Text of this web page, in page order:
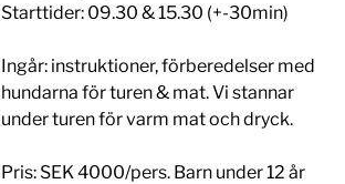
Starttider: 09.30 & 15.30 (+-30min)
Ingår: instruktioner, förberedelser med
hundarna för turen & mat. Vi stannar
under turen för varm mat och dryck.
Pris: SEK 4000/pers. Barn under 12 år